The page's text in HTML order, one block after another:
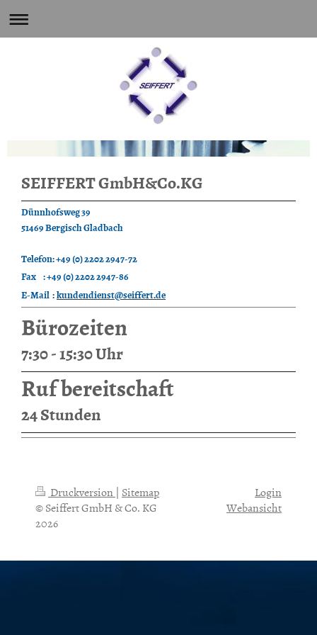
SEIFFERT GmbH&Co.KG
Dünnhofsweg 39
51469 Bergisch Gladbach
Telefon: +49 (0) 2202 2947-72
Fax : +49 (0) 2202 2947-86
E-Mail :kundendienst@seiffert.de
Bürozeiten
7:30 - 15:30 Uhr
Ruf bereitschaft
24 Stunden
Druckversion | Sitemap
© Seiffert GmbH & Co. KG
2026
Login
Webansicht